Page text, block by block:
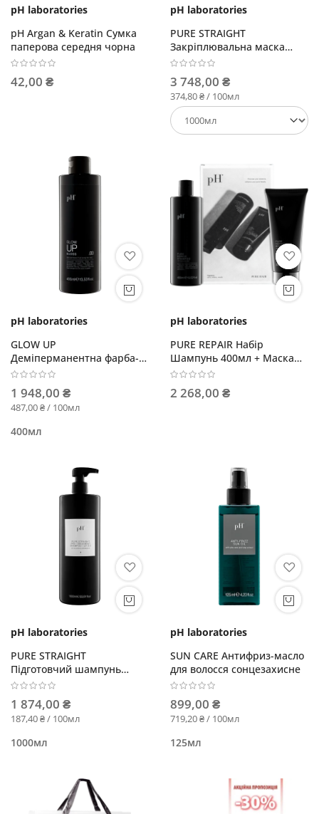
pH laboratories
pH Argan & Keratin Сумка
паперова середня чорна
42,00 ₴
pH laboratories
PURE STRAIGHT
Закріплювальна маска
постдогляд
3 748,00 ₴
374,80 ₴ / 100мл
pH laboratories
GLOW UP
Деміперманентна фарба-
флюїд GLOSS
1 948,00 ₴
487,00 ₴ / 100мл
400мл
pH laboratories
PURE REPAIR Набір
Шампунь 400мл + Маска
200мл
2 268,00 ₴
pH laboratories
PURE STRAIGHT
Підготовчий шампунь
глибокого очищення pH 8.5
1 874,00 ₴
187,40 ₴ / 100мл
1000мл
pH laboratories
SUN CARE Антифриз-масло
для волосся сонцезахисне
899,00 ₴
719,20 ₴ / 100мл
125мл